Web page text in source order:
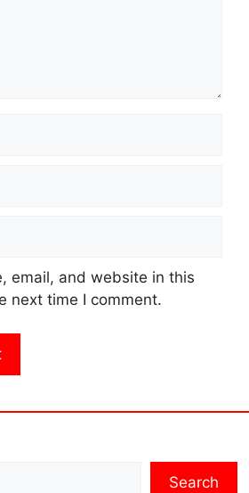
email, and website in this
next time I comment.
Search